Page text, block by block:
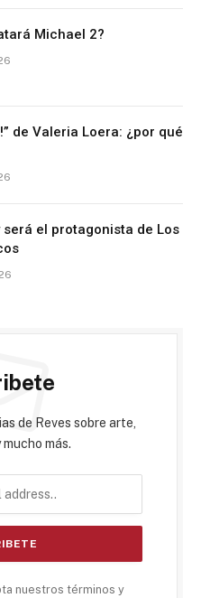
Michael 2?
de Valeria Loera: ¿por qué
será el protagonista de Los
de Reves sobre arte,
más.
nuestros términos y